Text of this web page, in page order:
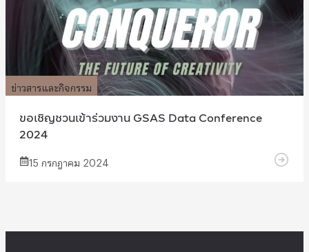
ข่าวสารและกิจกรรม
ขอเชิญชวนเข้าร่วมงาน GSAS Data Conference
2024
15 กรกฎาคม 2024